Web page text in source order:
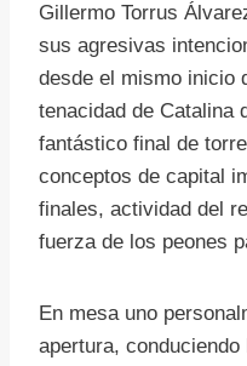
Gillermo Torrus
sus agresivas
desde el mismo inicio
tenacidad de Catalina
fantástico final de
conceptos de capital
finales, actividad del
fuerza de los peones
En mesa uno
apertura,